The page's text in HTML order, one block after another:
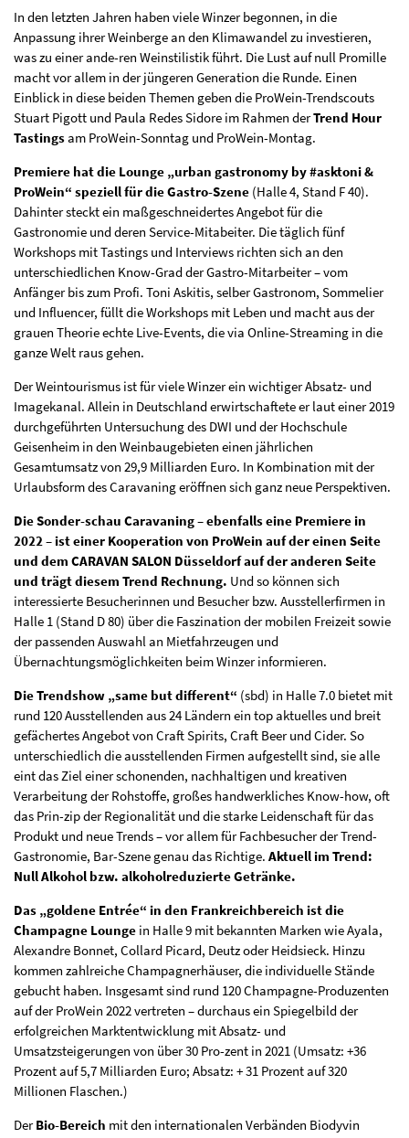
In den letzten Jahren haben viele Winzer begonnen, in die
Anpassung ihrer Weinberge an den Klimawandel zu investieren,
was zu einer ande-ren Weinstilistik führt. Die Lust auf null Promille
macht vor allem in der jüngeren Generation die Runde. Einen
Einblick in diese beiden Themen geben die ProWein-Trendscouts
Stuart Pigott und Paula Redes Sidore im Rahmen derTrend Hour
Tastingsam ProWein-Sonntag und ProWein-Montag.
Premiere hat die Lounge „urban gastronomy by #asktoni &
ProWein“ speziell für die Gastro-Szene (Halle 4, Stand F 40).
Dahinter steckt ein maßgeschneidertes Angebot für die
Gastronomie und deren Service-Mitabeiter. Die täglich fünf
Workshops mit Tastings und Interviews richten sich an den
unterschiedlichen Know-Grad der Gastro-Mitarbeiter – vom
Anfänger bis zum Profi. Toni Askitis, selber Gastronom, Sommelier
und Influencer, füllt die Workshops mit Leben und macht aus der
grauen Theorie echte Live-Events, die via Online-Streaming in die
ganze Welt raus gehen.
Der Weintourismus ist für viele Winzer ein wichtiger Absatz- und
Imagekanal. Allein in Deutschland erwirtschaftete er laut einer 2019
durchgeführten Untersuchung des DWI und der Hochschule
Geisenheim in den Weinbaugebieten einen jährlichen
Gesamtumsatz von 29,9 Milliarden Euro. In Kombination mit der
Urlaubsform des Caravaning eröffnen sich ganz neue Perspektiven.
Die Sonder-schau Caravaning – ebenfalls eine Premiere in
2022 – ist einer Kooperation von ProWein auf der einen Seite
und dem CARAVAN SALON Düsseldorf auf der anderen Seite
und trägt diesem Trend Rechnung. Und so können sich
interessierte Besucherinnen und Besucher bzw. Ausstellerfirmen in
Halle 1 (Stand D 80) über die Faszination der mobilen Freizeit sowie
der passenden Auswahl an Mietfahrzeugen und
Übernachtungsmöglichkeiten beim Winzer informieren.
Die Trendshow „same but different“ (sbd) in Halle 7.0 bietet mit
rund 120 Ausstellenden aus 24 Ländern ein top aktuelles und breit
gefächertes Angebot von Craft Spirits, Craft Beer und Cider. So
unterschiedlich die ausstellenden Firmen aufgestellt sind, sie alle
eint das Ziel einer schonenden, nachhaltigen und kreativen
Verarbeitung der Rohstoffe, großes handwerkliches Know-how, oft
das Prin-zip der Regionalität und die starke Leidenschaft für das
Produkt und neue Trends – vor allem für Fachbesucher der Trend-
Gastronomie, Bar-Szene genau das Richtige. Aktuell im Trend:
Null Alkohol bzw. alkoholreduzierte Getränke.
Das „goldene Entrée“ in den Frankreichbereich ist die
Champagne Lounge in Halle 9 mit bekannten Marken wie Ayala,
Alexandre Bonnet, Collard Picard, Deutz oder Heidsieck. Hinzu
kommen zahlreiche Champagnerhäuser, die individuelle Stände
gebucht haben. Insgesamt sind rund 120 Champagne-Produzenten
auf der ProWein 2022 vertreten – durchaus ein Spiegelbild der
erfolgreichen Marktentwicklung mit Absatz- und
Umsatzsteigerungen von über 30 Pro-zent in 2021 (Umsatz: +36
Prozent auf 5,7 Milliarden Euro; Absatz: + 31 Prozent auf 320
Millionen Flaschen.)
DerBio-Bereich mit den internationalen Verbänden Biodyvin